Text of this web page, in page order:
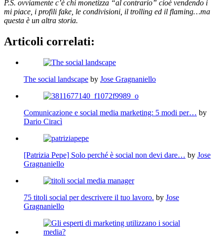
P.S. ovviamente c’è chi monetizza “al contrario” cioè vendendo i
mi piace, i profili fake, le condivisioni, il trolling ed il flaming…ma
questa è un altra storia.
Articoli correlati:
The social landscape by Jose Gragnaniello
Comunicazione e social media marketing: 5 modi per… by
Dario Ciracì
[Patrizia Pepe] Solo perché è social non devi dare… by Jose
Gragnaniello
75 titoli social per descrivere il tuo lavoro. by Jose
Gragnaniello